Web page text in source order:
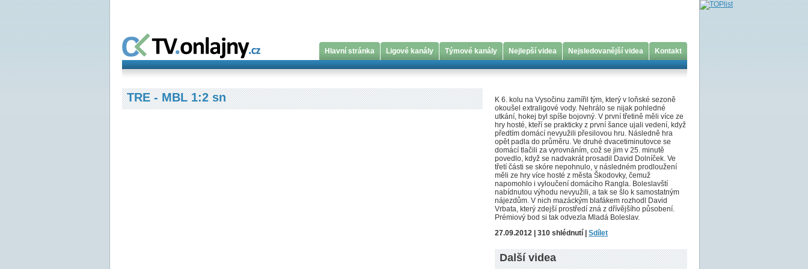
Hlavní stránka Ligové kanály Týmové kanály Nejlepší videa Nejsledovanější videa Kontakt
TRE - MBL 1:2 sn
K 6. kolu na Vysočinu zamířil tým, který v loňské sezoně
okoušel extraligové vody. Nehrálo se nijak pohledné
utkání, hokej byl spíše bojovný. V první třetině měli více ze
hry hosté, kteří se prakticky z první šance ujali vedení, když
předtím domácí nevyužili přesilovou hru. Následně hra
opět padla do průměru. Ve druhé dvacetiminutovce se
domácí tlačili za vyrovnáním, což se jim v 25. minutě
povedlo, když se nadvakrát prosadil David Dolníček. Ve
třetí části se skóre nepohnulo, v následném prodloužení
měli ze hry více hosté z města Škodovky, čemuž
napomohlo i vyloučení domácího Rangla. Boleslavští
nabídnutou výhodu nevyužili, a tak se šlo k samostatným
nájezdům. V nich mazáckým blafákem rozhodl David
Vrbata, který zdejší prostředí zná z dřívějšího působení.
Prémiový bod si tak odvezla Mladá Boleslav.
27.09.2012 | 310 shlédnutí | Sdílet
Další videa